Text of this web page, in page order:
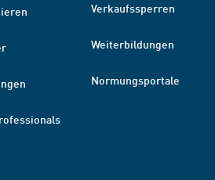
Verkaufssperren
Weiterbildungen
Normungsportale